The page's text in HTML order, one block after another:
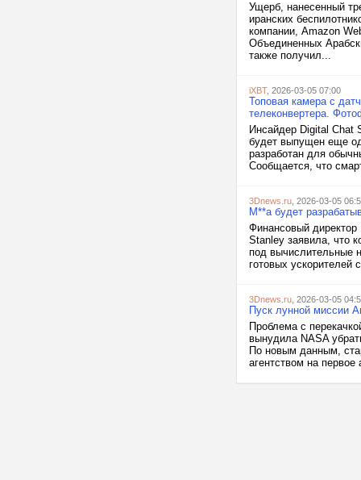
Ущерб, нанесенный
иранских
компании, Amazon
Объединенных
также получил...
iXBT, 2026-03-05 07:00
Топовая камера с
телеконвертера.
Инсайдер Digital Chat
будет выпущен еще
разработан для
Сообщается, что
3Dnews.ru , 2026-03-05
M**a будет
Финансовый
Stanley заявила, что
под вычислительные
готовых ускорителей
3Dnews.ru , 2026-03-05
Пуск лунной миссии
Проблема с
вынудила NASA
По новым данным,
агентством на